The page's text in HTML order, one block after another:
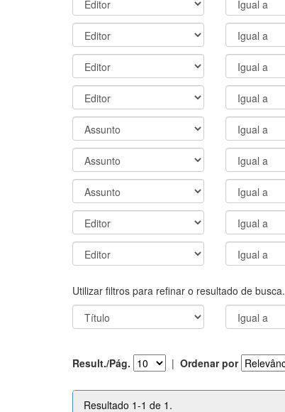
Utilizar filtros para refinar o resultado de busca.
Result./Pág. | Ordenar por
Resultado 1-1 de 1.